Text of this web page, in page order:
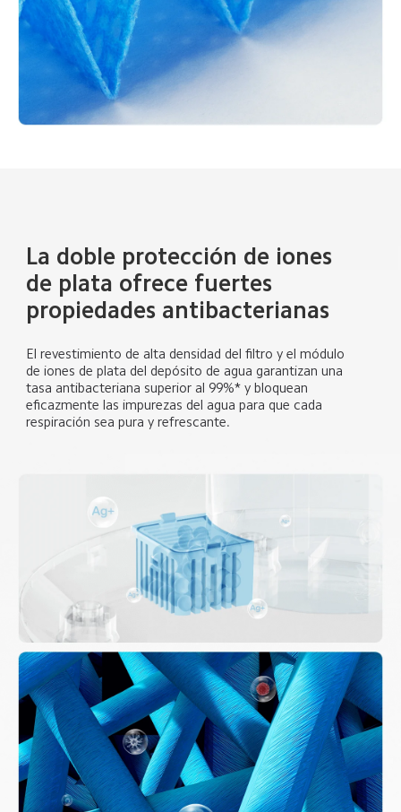
La doble protección de iones
de plata ofrece fuertes
propiedades antibacterianas
El revestimiento de alta densidad del filtro y el módulo
de iones de plata del depósito de agua garantizan una
tasa antibacteriana superior al 99%* y bloquean
eficazmente las impurezas del agua para que cada
respiración sea pura y refrescante.